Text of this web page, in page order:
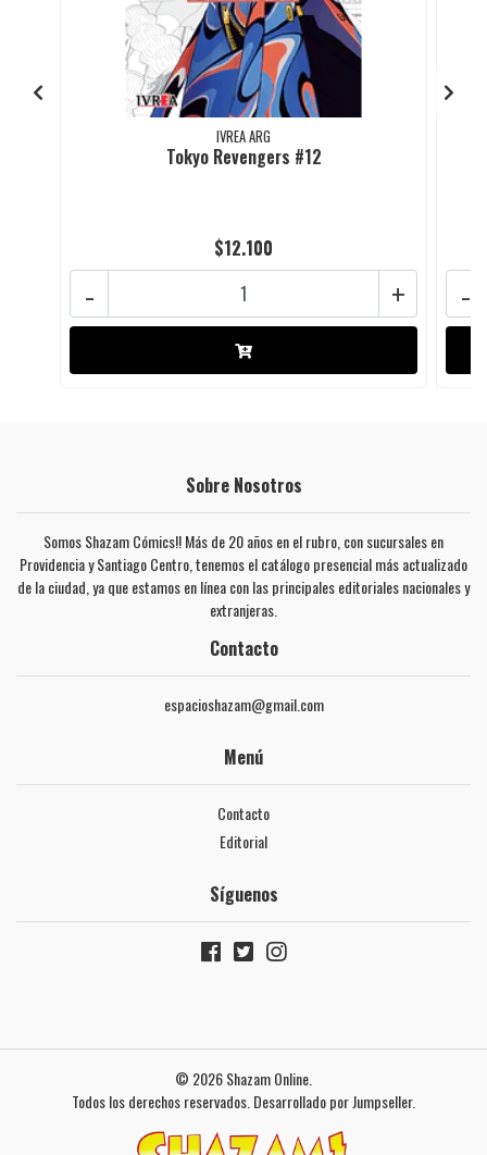
IVREA ARG
Tokyo Revengers #12
$12.100
+
- -
Sobre Nosotros
Somos Shazam Cómics!! Más de 20 años en el rubro, con sucursales en
Providencia y Santiago Centro, tenemos el catálogo presencial más actualizado
de la ciudad, ya que estamos en línea con las principales editoriales nacionales y
extranjeras.
Contacto
espacioshazam@gmail.com
Menú
Contacto
Editorial
Síguenos
© 2026 Shazam Online.
Todos los derechos reservados.Desarrollado por Jumpseller.